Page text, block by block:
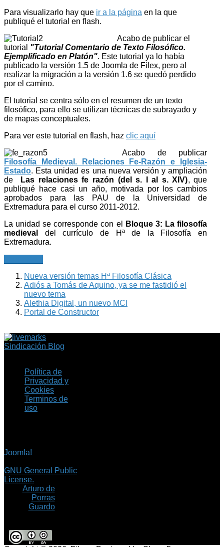
Para visualizarlo hay que ir a la página en la que
publiqué el tutorial en flash.
Acabo de publicar el
tutorial "Tutorial Comentario de Texto Filosófico.
Ejemplificado en Platón". Este tutorial ya lo había
publicado la versión 1.5 de Joomla de Filex, pero al
realizar la migración a la versión 1.6 se quedó perdido
por el camino.
El tutorial se centra sólo en el resumen de un texto
filosófico, para ello se utilizan técnicas de subrayado y
de mapas conceptuales.
Para ver este tutorial en flash, haz clic aquí
Acabo de publicar
Filosofía Medieval. Relaciones Fe-Razón e Iglesia-
Estado. Esta unidad es una nueva versión y ampliación
de
Las relaciones fe razón (del s. I al s. XIV), que
publiqué hace casi un año, motivada por los cambios
aprobados para las PAU de la Universidad de
Extremadura para el curso 2011-2012.
La unidad se corresponde con el
Bloque 3: La filosofía
medieval
del currículo de Hª de la Filosofía en
Extremadura.
Nueva versión temas Hª Filosofía Clásica
Adiós a Tomás de Aquino, ya se me fastidió el
nuevo tema
Alethia Digital, un nuevo MCI
Portal de Constructor
Sindicación Blog
Política de
Privacidad y
Cookies
Terminos de
uso
Joomla!
GNU General Public
License.
Arturo de
Porras
Guardo